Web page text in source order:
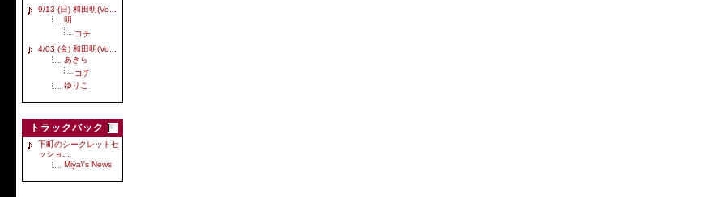
9/13 (日) 和田明(Vo...
明
コチ
4/03 (金) 和田明(Vo...
あきら
コチ
ゆりこ
トラックバック
下町のシークレットセ
ッショ...
Miya\'s News